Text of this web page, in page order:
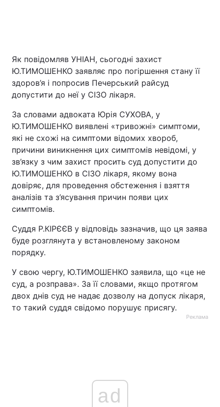
Як повідомляв УНІАН, сьогодні захист
Ю.ТИМОШЕНКО заявляє про погіршення стану її
здоров’я і попросив Печерський райсуд
допустити до неї у СІЗО лікаря.
За словами адвоката Юрія СУХОВА, у
Ю.ТИМОШЕНКО виявлені «тривожні» симптоми,
які не схожі на симптоми відомих хвороб,
причини виникнення цих симптомів невідомі, у
зв’язку з чим захист просить суд допустити до
Ю.ТИМОШЕНКО в СІЗО лікаря, якому вона
довіряє, для проведення обстеження і взяття
аналізів та з’ясування причин появи цих
симптомів.
Суддя Р.КІРЄЄВ у відповідь зазначив, що ця заява
буде розглянута у встановленому законом
порядку.
У свою чергу, Ю.ТИМОШЕНКО заявила, що «це не
суд, а розправа». За її словами, якщо протягом
двох днів суд не надає дозволу на допуск лікаря,
то такий суддя свідомо порушує присягу.
Реклама
ad